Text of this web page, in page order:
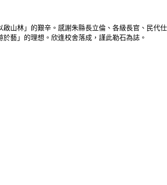
山林」的艱辛。感謝朱縣長立倫、各級長官、民
藝」的理想。欣逢校舍落成，謹此勒石為誌。